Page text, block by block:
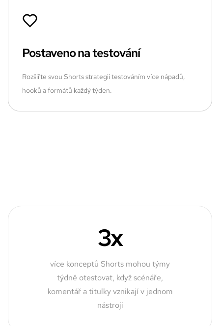
Postaveno na testování
Rozšiřte svou Shorts strategii testováním více nápadů,
hooků a formátů každý týden.
3x
více konceptů Shorts mohou týmy
týdně otestovat, když scénáře,
komentář a titulky vznikají v jednom
nástroji